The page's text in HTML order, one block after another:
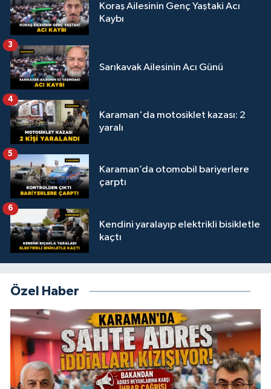
Koraş Ailesinin Genç Yaştaki Acı
Kaybı
Sarıkavak Ailesinin Acı Günü
3
Karaman'da motosiklet kazası: 2
yaralı
4
Karaman’da otomobil bariyerlere
çarptı
5
Kendini yaralayıp elektrikli bisikletle
kaçtı
6
Özel Haber